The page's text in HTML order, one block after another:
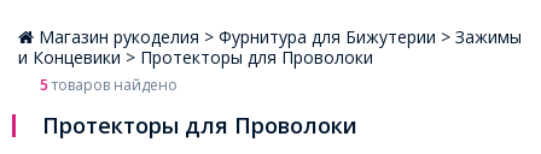
Магазин рукоделия > Фурнитура для Бижутерии > Зажимы
и Концевики > Протекторы для Проволоки
5товаров найдено
Протекторы для Проволоки